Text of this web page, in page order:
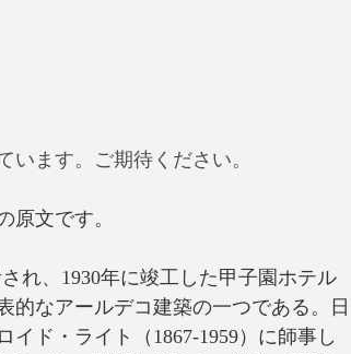
ます。ご期待ください。
原文です。
れ、1930年に竣工した甲子園ホテル
的なアールデコ建築の一つである。日
ド・ライト（1867-1959）に師事し